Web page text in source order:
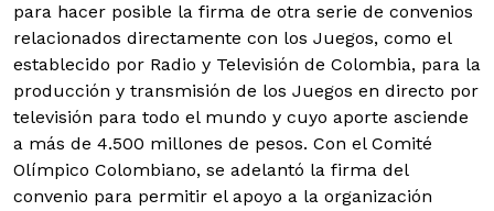
para hacer posible la firma de otra serie de convenios
relacionados directamente con los Juegos, como el
establecido por Radio y Televisión de Colombia, para la
producción y transmisión de los Juegos en directo por
televisión para todo el mundo y cuyo aporte asciende
a más de 4.500 millones de pesos. Con el Comité
Olímpico Colombiano, se adelantó la firma del
convenio para permitir el apoyo a la organización